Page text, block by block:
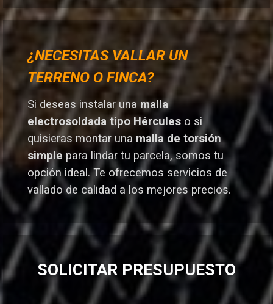
¿NECESITAS VALLAR UN
TERRENO O FINCA?
Si deseas instalar una malla
electrosoldada tipo Hércules o si
quisieras montar una malla de torsión
simple para lindar tu parcela, somos tu
opción ideal. Te ofrecemos servicios de
vallado de calidad a los mejores precios.
SOLICITAR PRESUPUESTO